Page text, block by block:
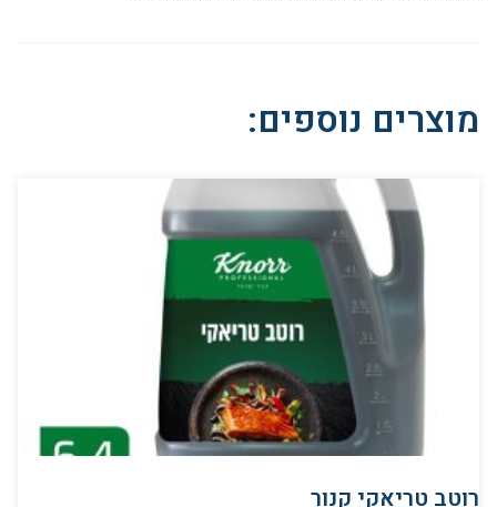
מוצרים נוספים:
רוטב טריאקי קנור